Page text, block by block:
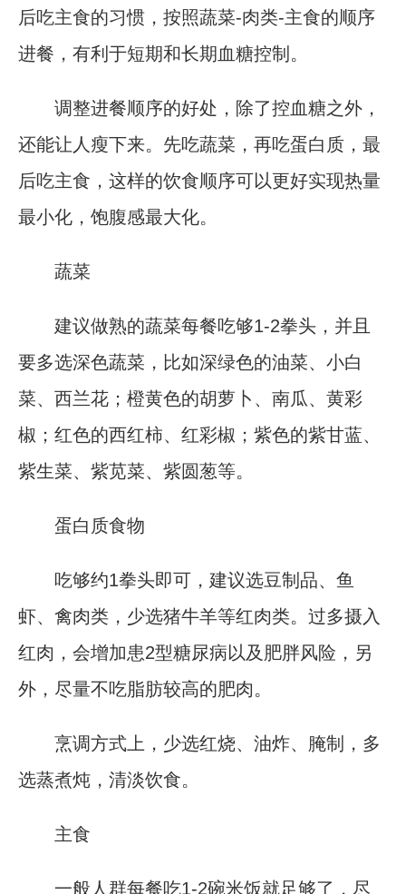
后吃主食的习惯，按照蔬菜-肉类-主食的顺序
进餐，有利于短期和长期血糖控制。
调整进餐顺序的好处，除了控血糖之外，
还能让人瘦下来。先吃蔬菜，再吃蛋白质，最
后吃主食，这样的饮食顺序可以更好实现热量
最小化，饱腹感最大化。
蔬菜
建议做熟的蔬菜每餐吃够1-2拳头，并且
要多选深色蔬菜，比如深绿色的油菜、小白
菜、西兰花；橙黄色的胡萝卜、南瓜、黄彩
椒；红色的西红柿、红彩椒；紫色的紫甘蓝、
紫生菜、紫苋菜、紫圆葱等。
蛋白质食物
吃够约1拳头即可，建议选豆制品、鱼
虾、禽肉类，少选猪牛羊等红肉类。过多摄入
红肉，会增加患2型糖尿病以及肥胖风险，另
外，尽量不吃脂肪较高的肥肉。
烹调方式上，少选红烧、油炸、腌制，多
选蒸煮炖，清淡饮食。
主食
一般人群每餐吃1-2碗米饭就足够了，尽